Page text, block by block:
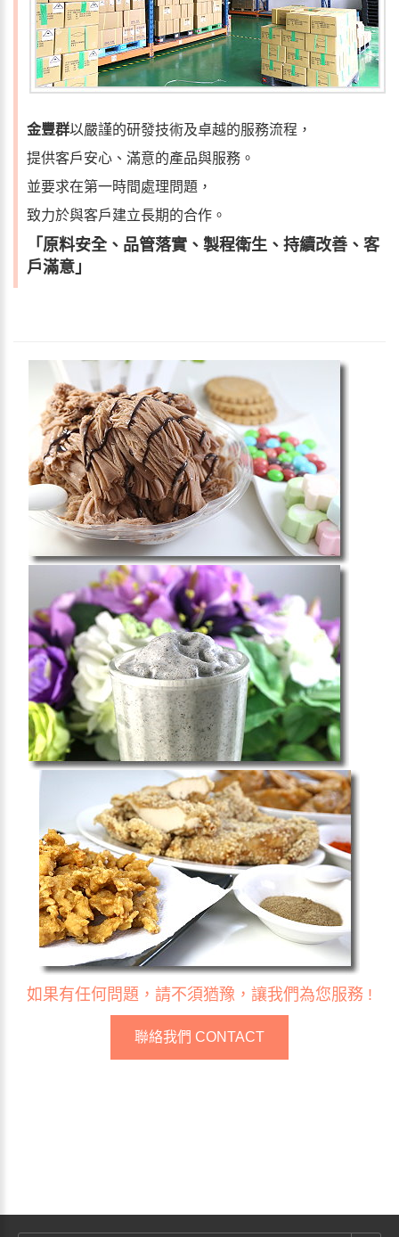
金豐群以嚴謹的研發技術及卓越的服務流程，
提供客戶安心、滿意的產品與服務。
並要求在第一時間處理問題，
致力於與客戶建立長期的合作。
「原料安全、品管落實、製程衛生、持續改善、客
戶滿意」
如果有任何問題，請不須猶豫，讓我們為您服務 !
聯絡我們 CONTACT